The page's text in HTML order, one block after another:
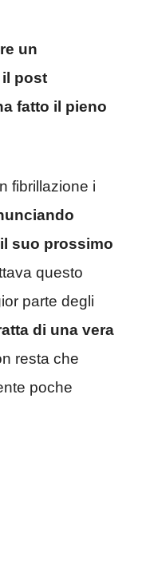
un
post
fatto il pieno
fibrillazione i
suo prossimo
questo
parte degli
di una vera
resta che
poche